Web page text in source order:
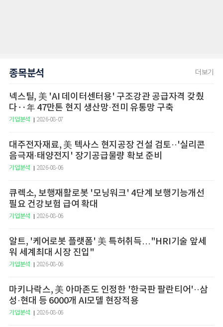
종목분석 더보기
넥스틸, 美 'AI 데이터센터용' 구조강관 공급자격 갖췄
다‥年 47만톤 현지 생산망·전미 유통망 구축
기업분석 2026-08-07
대주전자재료, 美 텍사스 현지공장 건설 검토··'실리콘
음극재·태양전지' 장기공급물량 확보 준비
기업분석 2026-08-06
큐렉소, 보행재활로봇 '모닝워크' 4단계 보행기능개선
필요 건강보험 급여 확대
기업분석 2026-08-06
알트, '케어로봇 플랫폼' 美 특허취득…"HRI기술 앞세
워 세계최대 시장 진입"
기업분석 2026-08-06
마키나락스, 美 아마존도 인정한 '한국판 팔란티어'··삼
성·현대 등 6000개 AI모델 현장적용
기업분석 2026-08-06